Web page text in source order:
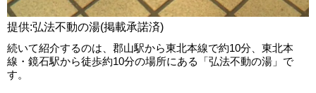
提供:弘法不動の湯(掲載承諾済)
続いて紹介するのは、郡山駅から東北本線で約10分、東北本
線・鏡石駅から徒歩約10分の場所にある「弘法不動の湯」で
す。